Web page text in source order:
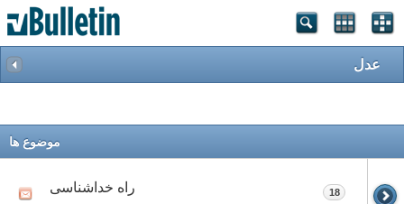
عدل
موضوع ها
راه خداشناسى 18